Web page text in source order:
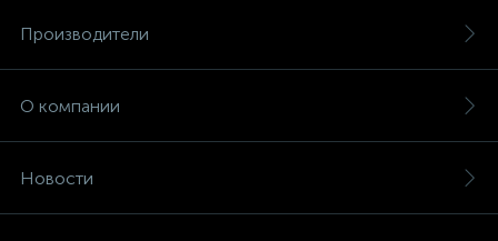
Производители
О компании
Новости